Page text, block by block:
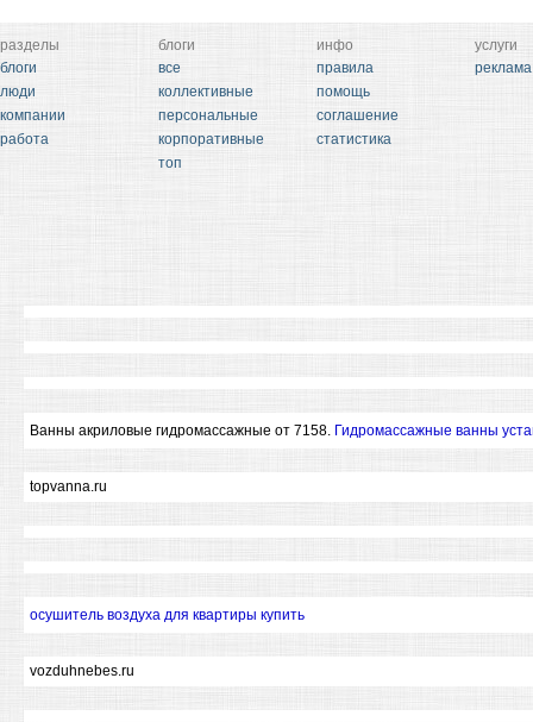
разделы
блоги
люди
компании
работа
блоги
все
коллективные
персональные
корпоративные
топ
инфо
правила
помощь
соглашение
статистика
услуги
реклама
Ванны акриловые гидромассажные от 7158. Гидромассажные ванны
topvanna.ru
осушитель воздуха для квартиры купить
vozduhnebes.ru